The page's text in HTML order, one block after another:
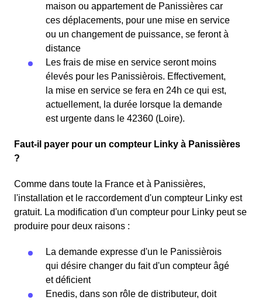
maison ou appartement de Panissières car
ces déplacements, pour une mise en service
ou un changement de puissance, se feront à
distance
Les frais de mise en service seront moins
élevés pour les Panissièrois. Effectivement,
la mise en service se fera en 24h ce qui est,
actuellement, la durée lorsque la demande
est urgente dans le 42360 (Loire).
Faut-il payer pour un compteur Linky à Panissières
?
Comme dans toute la France et à Panissières,
l'installation et le raccordement d'un compteur Linky est
gratuit. La modification d'un compteur pour Linky peut se
produire pour deux raisons :
La demande expresse d'un le Panissièrois
qui désire changer du fait d'un compteur âgé
et déficient
Enedis, dans son rôle de distributeur, doit